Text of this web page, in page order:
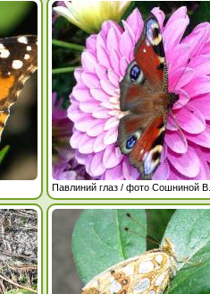
Павлиний глаз / фото Сошниной